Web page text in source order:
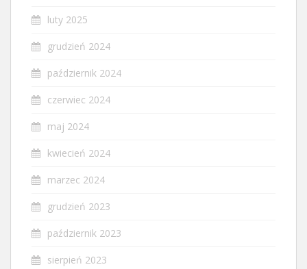
luty 2025
grudzień 2024
październik 2024
czerwiec 2024
maj 2024
kwiecień 2024
marzec 2024
grudzień 2023
październik 2023
sierpień 2023